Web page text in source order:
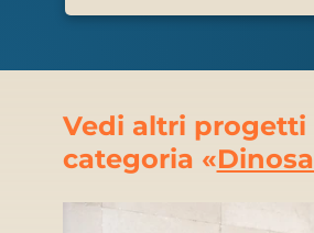
Vedi altri progetti
categoria «